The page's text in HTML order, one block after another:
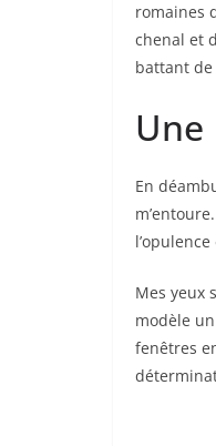
romaines
chenal et
battant de
En
Mes yeux
modèle
fenêtres